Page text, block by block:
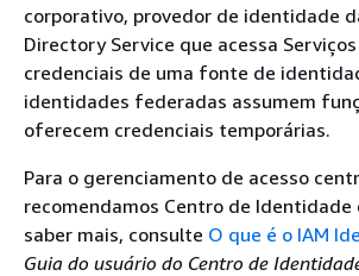
corporativo, provedor de identidade
Directory Service que acessa
credenciais de uma fonte de
identidades federadas assumem
oferecem credenciais temporárias.
Para o gerenciamento de acesso
recomendamos Centro de Identidade
saber mais, consulte O que é o IAM
Guia do usuário do Centro de